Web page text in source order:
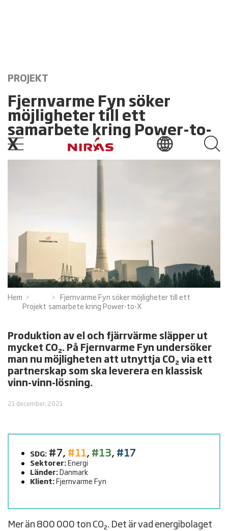
PROJEKT
Fjernvarme Fyn söker
möjligheter till ett
samarbete kring Power-to-
X
Hem
Projekt
Fjernvarme Fyn söker möjligheter till ett
samarbete kring Power-to-X
Produktion av el och fjärrvärme släpper ut
mycket CO₂. På Fjernvarme Fyn undersöker
man nu möjligheten att utnyttja CO₂ via ett
partnerskap som ska leverera en klassisk
vinn-vinn-lösning.
21 december, 2021
SDG: #7, #11, #13, #17
Sektorer: Energi
Länder: Danmark
Klient: Fjernvarme Fyn
Mer än 800 000 ton CO₂. Det är vad energibolaget